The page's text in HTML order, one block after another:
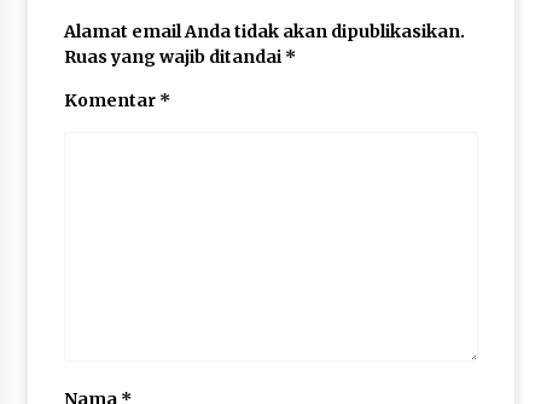
Alamat email Anda tidak akan dipublikasikan.
Ruas yang wajib ditandai *
Komentar *
Nama *